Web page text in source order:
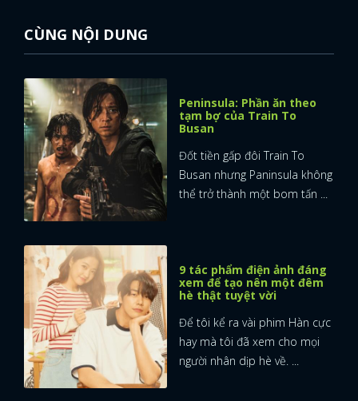
FACEBOOK
CÙNG NỘI DUNG
Peninsula: Phần ăn theo
tạm bợ của Train To
Busan
Đốt tiền gấp đôi Train To
Busan nhưng Paninsula không
thể trở thành một bom tấn ...
9 tác phẩm điện ảnh đáng
xem để tạo nên một đêm
hè thật tuyệt vời
Để tôi kể ra vài phim Hàn cực
hay mà tôi đã xem cho mọi
người nhân dịp hè về. ...